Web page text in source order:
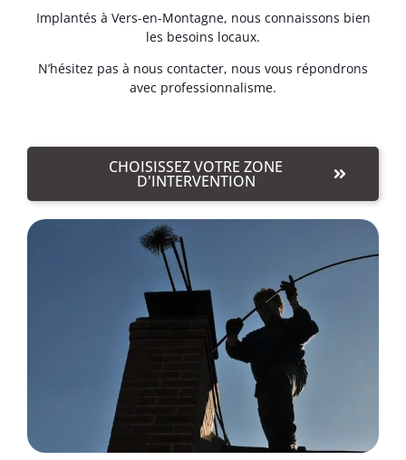
Implantés à Vers-en-Montagne, nous connaissons bien
les besoins locaux.
N’hésitez pas à nous contacter, nous vous répondrons
avec professionnalisme.
CHOISISSEZ VOTRE ZONE
D'INTERVENTION